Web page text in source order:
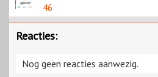
46
Reacties:
Nog geen reacties aanwezig.